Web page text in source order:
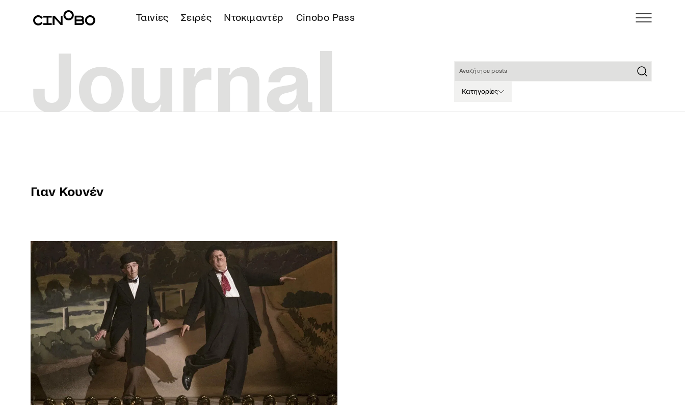
Ταινίες Σειρές Ντοκιμαντέρ Cinobo Pass
Κατηγορίες
Γιαν Κουνέν